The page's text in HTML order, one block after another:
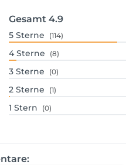
Gesamt 4.9
5 Sterne (114)
4 Sterne (8)
3 Sterne (0)
2 Sterne (1)
1 Stern (0)